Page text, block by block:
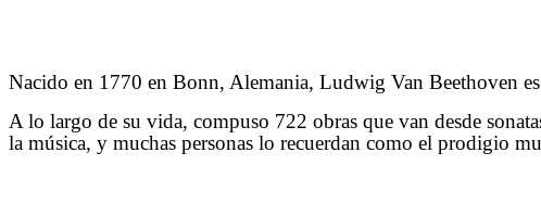
Nacido en 1770 en Bonn, Alemania, Ludwig Van Beethoven
A lo largo de su vida, compuso 722 obras que van desde
la música, y muchas personas lo recuerdan como el prodigio